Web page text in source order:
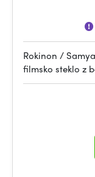
Rokinon /
filmsko steklo z